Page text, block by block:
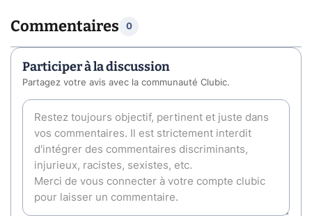
Commentaires 0
Participer à la discussion
Partagez votre avis avec la communauté Clubic.